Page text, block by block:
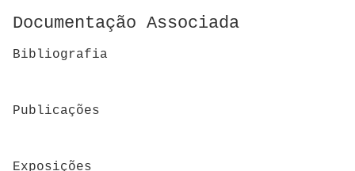
Documentação Associada
Bibliografia
Publicações
Exposições